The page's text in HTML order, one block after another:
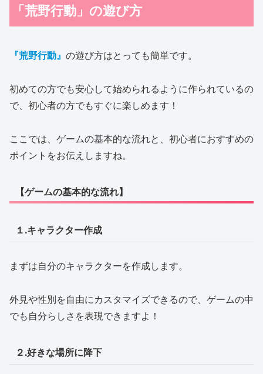
「荒野行動」の遊び方
『荒野行動』 の遊び方はとっても簡単です。
初めての方でも安心して始められるように作られているの
で、初心者の方でもすぐに楽しめます！
ここでは、ゲームの基本的な流れと、初心者におすすめの
ポイントをお伝えしますね。
【ゲームの基本的な流れ】
１.キャラクター作成
まずは自分のキャラクターを作成します。
外見や性別を自由にカスタマイズできるので、ゲームの中
でも自分らしさを表現できますよ！
２.好きな場所に降下